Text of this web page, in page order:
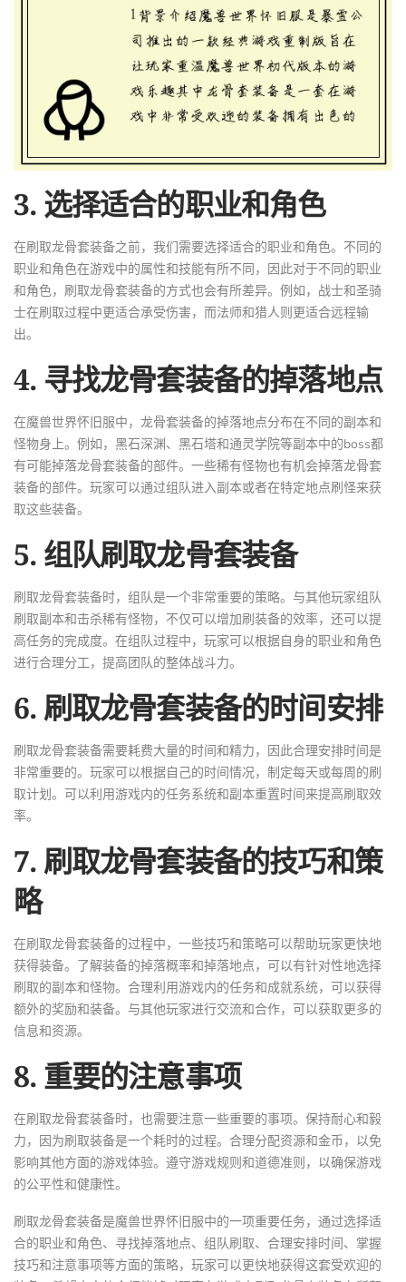
3. 选择适合的职业和角色
在刷取龙骨套装备之前，我们需要选择适合的职业和角色。不同的
职业和角色在游戏中的属性和技能有所不同，因此对于不同的职业
和角色，刷取龙骨套装备的方式也会有所差异。例如，战士和圣骑
士在刷取过程中更适合承受伤害，而法师和猎人则更适合远程输
出。
4. 寻找龙骨套装备的掉落地点
在魔兽世界怀旧服中，龙骨套装备的掉落地点分布在不同的副本和
怪物身上。例如，黑石深渊、黑石塔和通灵学院等副本中的boss都
有可能掉落龙骨套装备的部件。一些稀有怪物也有机会掉落龙骨套
装备的部件。玩家可以通过组队进入副本或者在特定地点刷怪来获
取这些装备。
5. 组队刷取龙骨套装备
刷取龙骨套装备时，组队是一个非常重要的策略。与其他玩家组队
刷取副本和击杀稀有怪物，不仅可以增加刷装备的效率，还可以提
高任务的完成度。在组队过程中，玩家可以根据自身的职业和角色
进行合理分工，提高团队的整体战斗力。
6. 刷取龙骨套装备的时间安排
刷取龙骨套装备需要耗费大量的时间和精力，因此合理安排时间是
非常重要的。玩家可以根据自己的时间情况，制定每天或每周的刷
取计划。可以利用游戏内的任务系统和副本重置时间来提高刷取效
率。
7. 刷取龙骨套装备的技巧和策
略
在刷取龙骨套装备的过程中，一些技巧和策略可以帮助玩家更快地
获得装备。了解装备的掉落概率和掉落地点，可以有针对性地选择
刷取的副本和怪物。合理利用游戏内的任务和成就系统，可以获得
额外的奖励和装备。与其他玩家进行交流和合作，可以获取更多的
信息和资源。
8. 重要的注意事项
在刷取龙骨套装备时，也需要注意一些重要的事项。保持耐心和毅
力，因为刷取装备是一个耗时的过程。合理分配资源和金币，以免
影响其他方面的游戏体验。遵守游戏规则和道德准则，以确保游戏
的公平性和健康性。
刷取龙骨套装备是魔兽世界怀旧服中的一项重要任务，通过选择适
合的职业和角色、寻找掉落地点、组队刷取、合理安排时间、掌握
技巧和注意事项等方面的策略，玩家可以更快地获得这套受欢迎的